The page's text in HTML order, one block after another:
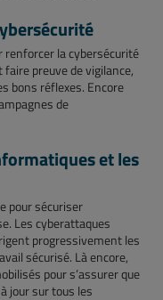
renforcer la cybersécurité
preuve de vigilance,
bons réflexes. Encore
de
et les
pour sécuriser
Les cyberattaques
progressivement les
sécurisé. Là encore,
pour s’assurer que
jour sur tous les